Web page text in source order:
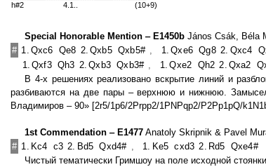
h#2 4.1.. (10+9)
Special Honorable Mention ‒ E1450b János Csák, Béla
# 1. Qxc6 Qe8 2. Qxb5 Qxb5# , 1. Qxe6 Qg8 2. Qxc4
1. Qxf3 Qh3 2. Qxb3 Qxb3# , 1. Qxe2 Qh2 2. Qxa2
В 4-х решениях реализовано вскрытие линий и
разбиваются на две пары ‒ верхнюю и нижнюю.
Владимиров ‒ 90» [2r5/1p6/2Prpp2/1PNPqp2/P2Pp1pQ/
1st Commendation ‒ E1477 Anatoly Skripnik & Pavel
# 1. Kc4 c3 2. Bd5 Qxd4# , 1. Ke5 cxd3 2. Rd5 Qxe4#
Чистый тематически Гримшоу на поле исходной